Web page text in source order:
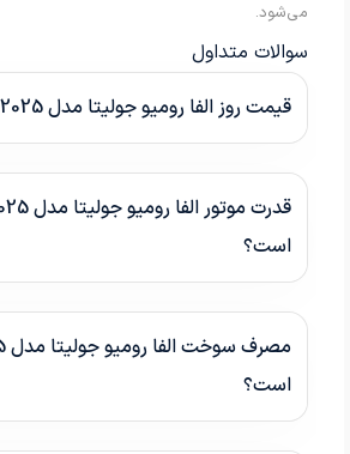
می‌شود.
سوالات متداول
قیمت روز الفا رومیو جولیتا مدل 2025 چقدر است؟
است؟
است؟